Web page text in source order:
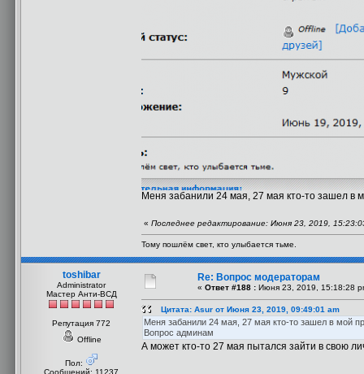
Меня забанили 24 мая, 27 мая кто-то зашел в
« Последнее редактирование: Июня 23, 2019,
Тому пошлём свет, кто улыбается тьме.
toshibar
Administrator
Мастер Анти-ВСД
Репутация 772
Offline
Пол:
Сообщений: 11237
Re: Вопрос модераторам
« Ответ #188 : Июня 23, 2019, 15:18:28
Цитата: Asur от Июня 23, 2019, 09:49:01 am
Меня забанили 24 мая, 27 мая кто-то зашел в мой
Вопрос админам
А может кто-то 27 мая пытался зайти в свою